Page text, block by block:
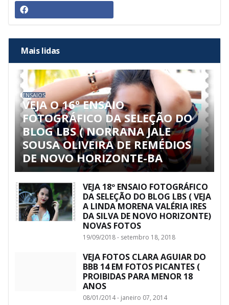
Mais lidas
ENSAIOS
VEJA O 16º ENSAIO
FOTOGRÁFICO DA SELEÇÃO DO
BLOG LBS ( NORRANA JALE
SOUSA OLIVEIRA DE REMÉDIOS
DE NOVO HORIZONTE-BA
VEJA 18º ENSAIO FOTOGRÁFICO
DA SELEÇÃO DO BLOG LBS ( VEJA
A LINDA MORENA VALÉRIA IRES
DA SILVA DE NOVO HORIZONTE)
NOVAS FOTOS
19/09/2018 - setembro 18, 2018
VEJA FOTOS CLARA AGUIAR DO
BBB 14 EM FOTOS PICANTES (
PROIBIDAS PARA MENOR 18
ANOS
08/01/2014 - janeiro 07, 2014